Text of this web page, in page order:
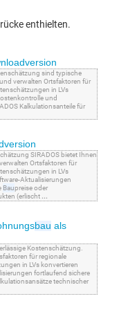
enthielten.
sind typische
verwalten Ortsfaktoren für
in LVs
und
Kalkulationsanteile für
SIRADOS bietet Ihnen
Ortsfaktoren für
in LVs
Aktualisierungen
Baupreise oder
(erlischt ...
bau als
Kostenschätzung.
für regionale
in LVs konvertieren
fortlaufend sichere
technischer